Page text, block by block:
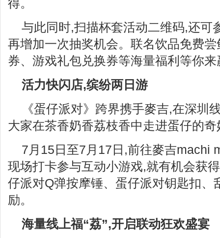
得。
与此同时,扫描杯套活动二维码,还可
再增加一次抽奖机会。联名饮品免费
券、游戏礼包兑换券等海量福利等你来
活力快闪店,缤纷两日游
《蛋仔派对》跨界携手麥吉,在深圳
大家在茶香奶香荔枝香中走进蛋仔的
7月15日至7月17日,前往麥吉machi
现场打卡参与互动小游戏,就有机会获
仔派对Q弹按摩锤、蛋仔派对钥匙扣、
励。
海量线上福“荔”,开启联动狂欢盛宴